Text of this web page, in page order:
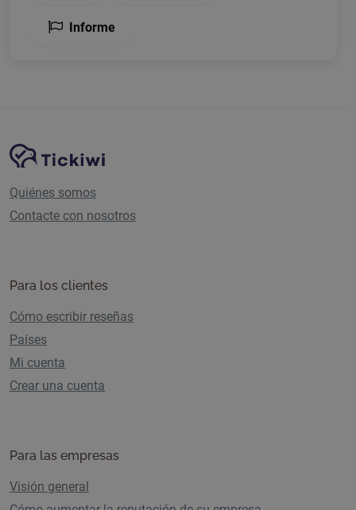
Informe
Navegación del sitio
Plataforma Tickiwi
Quiénes somos
Contacte con nosotros
Para los clientes
Cómo escribir reseñas
Países
Mi cuenta
Crear una cuenta
Para las empresas
Visión general